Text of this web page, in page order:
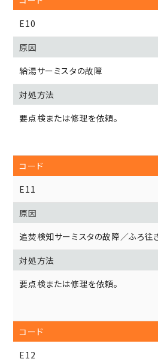
E10
給湯サーミスタの故障
要点検または修理を依頼。
E11
追焚検知サーミスタの故障／ふろ往
要点検または修理を依頼。
E12